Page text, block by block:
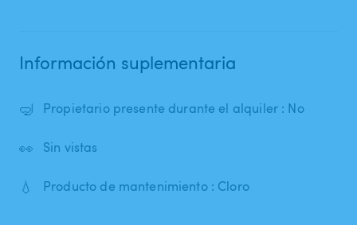
Información suplementaria
🤿 Propietario presente durante el alquiler : No
👀 Sin vistas
💧 Producto de mantenimiento : Cloro